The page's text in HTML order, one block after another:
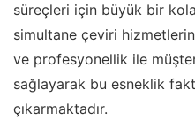
süreçleri için büyük bir
simultane çeviri
ve profesyonellik ile
sağlayarak bu esneklik
çıkarmaktadır.